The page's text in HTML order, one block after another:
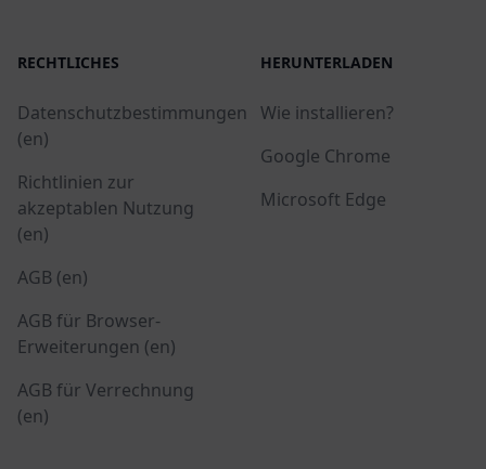
RECHTLICHES
Datenschutzbestimmungen
(en)
Richtlinien zur
akzeptablen Nutzung
(en)
AGB (en)
AGB für Browser-
Erweiterungen (en)
AGB für Verrechnung
(en)
HERUNTERLADEN
Wie installieren?
Google Chrome
Microsoft Edge